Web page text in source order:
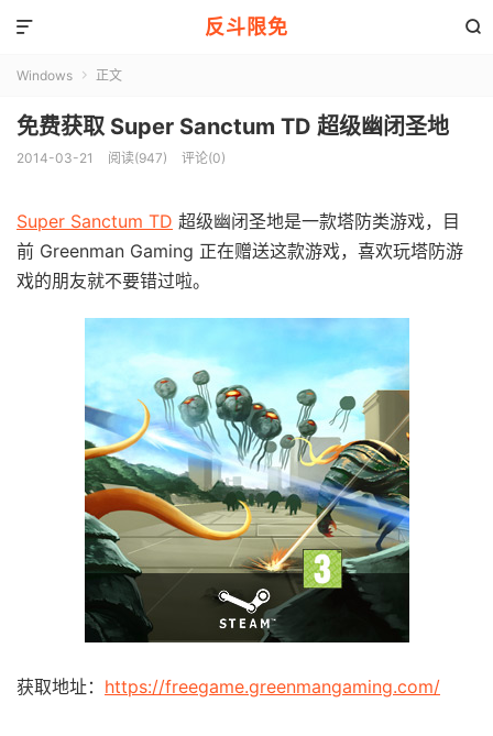
反斗限免 

Windows  正文
免费获取 Super Sanctum TD 超级幽闭圣地
2014-03-21 阅读(947) 评论(0)
Super Sanctum TD 超级幽闭圣地是一款塔防类游戏，目
前 Greenman Gaming 正在赠送这款游戏，喜欢玩塔防游
戏的朋友就不要错过啦。
获取地址： https://freegame.greenmangaming.com/